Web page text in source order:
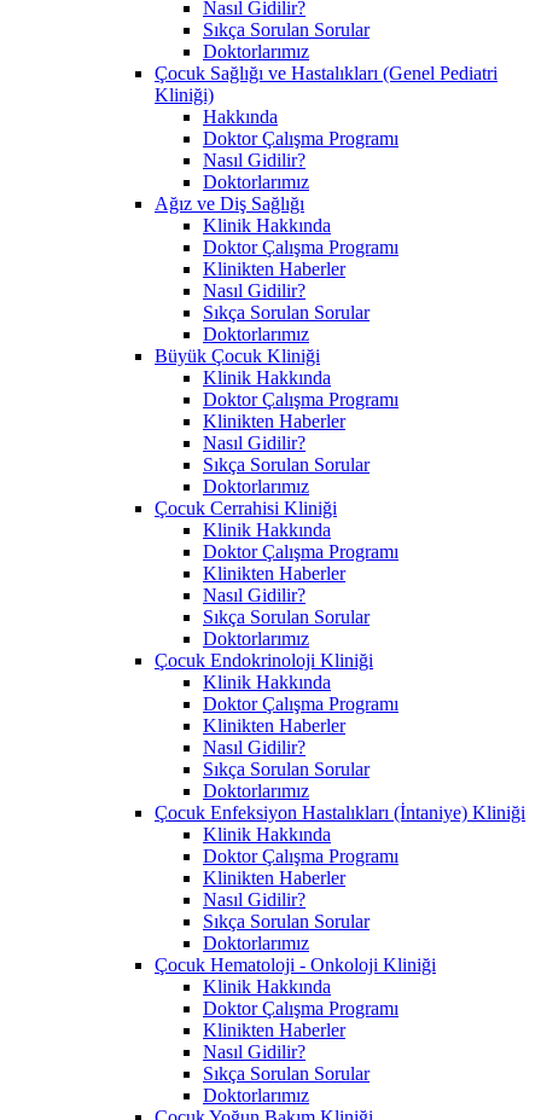
Nasıl Gidilir?
Sıkça Sorulan Sorular
Doktorlarımız
Çocuk Sağlığı ve Hastalıkları (Genel Pediatri
Kliniği)
Hakkında
Doktor Çalışma Programı
Nasıl Gidilir?
Doktorlarımız
Ağız ve Diş Sağlığı
Klinik Hakkında
Doktor Çalışma Programı
Klinikten Haberler
Nasıl Gidilir?
Sıkça Sorulan Sorular
Doktorlarımız
Büyük Çocuk Kliniği
Klinik Hakkında
Doktor Çalışma Programı
Klinikten Haberler
Nasıl Gidilir?
Sıkça Sorulan Sorular
Doktorlarımız
Çocuk Cerrahisi Kliniği
Klinik Hakkında
Doktor Çalışma Programı
Klinikten Haberler
Nasıl Gidilir?
Sıkça Sorulan Sorular
Doktorlarımız
Çocuk Endokrinoloji Kliniği
Klinik Hakkında
Doktor Çalışma Programı
Klinikten Haberler
Nasıl Gidilir?
Sıkça Sorulan Sorular
Doktorlarımız
Çocuk Enfeksiyon Hastalıkları (İntaniye) Kliniği
Klinik Hakkında
Doktor Çalışma Programı
Klinikten Haberler
Nasıl Gidilir?
Sıkça Sorulan Sorular
Doktorlarımız
Çocuk Hematoloji - Onkoloji Kliniği
Klinik Hakkında
Doktor Çalışma Programı
Klinikten Haberler
Nasıl Gidilir?
Sıkça Sorulan Sorular
Doktorlarımız